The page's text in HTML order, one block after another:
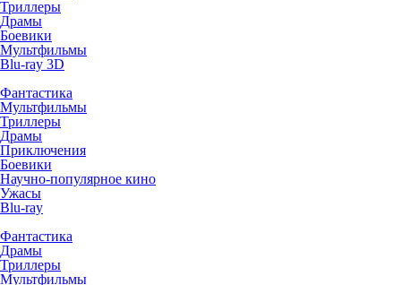
Триллеры
Драмы
Боевики
Мультфильмы
Blu-ray 3D
Фантастика
Мультфильмы
Триллеры
Драмы
Приключения
Боевики
Научно-популярное кино
Ужасы
Blu-ray
Фантастика
Драмы
Триллеры
Мультфильмы